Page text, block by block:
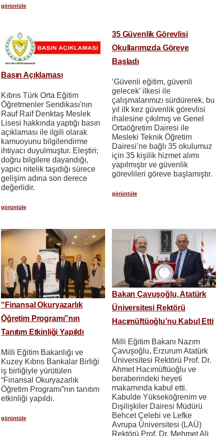
görüntüle
Basın Açıklaması
Kıbrıs Türk Orta Eğitim
Öğretmenler Sendikası'nın
Rauf Raif Denktaş Meslek
Lisesi hakkında yaptığı basın
açıklaması ile ilgili olarak
kamuoyunu bilgilendirme
ihtiyacı duyulmuştur. Eleştiri;
doğru bilgilere dayandığı,
yapıcı nitelik taşıdığı sürece
gelişim adına son derece
değerlidir.
görüntüle
35 Güvenlik Görevlisi
Okullarımızda Göreve
Başladı
‘Güvenli eğitim, güvenli
gelecek’ ilkesi ile
çalışmalarımızı sürdürerek, bu
yıl ilk kez güvenlik görevlisi
ihalesine çıkılmış ve Genel
Ortaöğretim Dairesi ile
Mesleki Teknik Öğretim
Dairesi’ne bağlı 35 okulumuz
için 35 kişilik hizmet alımı
yapılmıştır ve güvenlik
görevlileri göreve başlamıştır.
görüntüle
“Finansal Okuryazarlık
Öğretim Programı”nın
Tanıtım Etkinliği Yapıldı
Milli Eğitim Bakanlığı ve
Kuzey Kıbrıs Bankalar Birliği
iş birliğiyle yürütülen
“Finansal Okuryazarlık
Öğretim Programı”nın tanıtım
etkinliği yapıldı.
görüntüle
Bakan Çavuşoğlu, Atatürk
Üniversitesi Rektörü
Hacımüftüoğlu’nu Kabul Etti
Milli Eğitim Bakanı Nazım
Çavuşoğlu, Erzurum Atatürk
Üniversitesi Rektörü Prof. Dr.
Ahmet Hacımüftüoğlu ve
beraberindeki heyeti
makamında kabul etti.
Kabulde Yükseköğrenim ve
Dışilişkiler Dairesi Müdürü
Behcet Çelebi ve Lefke
Avrupa Üniversitesi (LAÜ)
Rektörü Prof. Dr. Mehmet Ali